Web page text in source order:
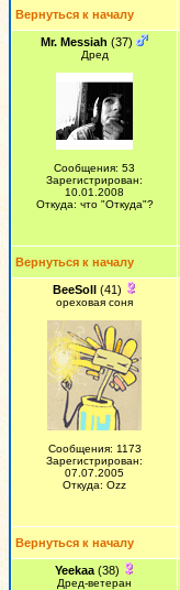
Вернуться к началу
Mr. Messiah (37)
Дред
Сообщения: 53
Зарегистрирован:
10.01.2008
Откуда: что "Откуда"?
Вернуться к началу
BeeSoll(41)
ореховая соня
Сообщения: 1173
Зарегистрирован:
07.07.2005
Откуда: Ozz
Вернуться к началу
Yeekaa(38)
Дред-ветеран